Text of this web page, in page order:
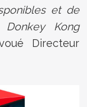
et de
Kong
Directeur